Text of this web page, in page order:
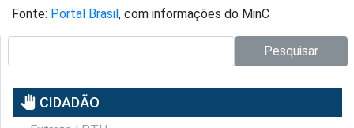
Fonte: Portal Brasil, com informações do MinC
Pesquisar
pan_tool CIDADÃO